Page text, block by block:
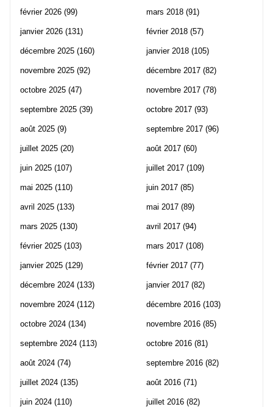
février 2026 (99)
janvier 2026 (131)
décembre 2025 (160)
novembre 2025 (92)
octobre 2025 (47)
septembre 2025 (39)
août 2025 (9)
juillet 2025 (20)
juin 2025 (107)
mai 2025 (110)
avril 2025 (133)
mars 2025 (130)
février 2025 (103)
janvier 2025 (129)
décembre 2024 (133)
novembre 2024 (112)
octobre 2024 (134)
septembre 2024 (113)
août 2024 (74)
juillet 2024 (135)
juin 2024 (110)
mars 2018 (91)
février 2018 (57)
janvier 2018 (105)
décembre 2017 (82)
novembre 2017 (78)
octobre 2017 (93)
septembre 2017 (96)
août 2017 (60)
juillet 2017 (109)
juin 2017 (85)
mai 2017 (89)
avril 2017 (94)
mars 2017 (108)
février 2017 (77)
janvier 2017 (82)
décembre 2016 (103)
novembre 2016 (85)
octobre 2016 (81)
septembre 2016 (82)
août 2016 (71)
juillet 2016 (82)